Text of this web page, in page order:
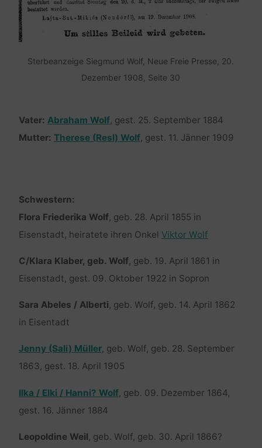
Sterbeanzeige Siegmund Wolf, Neue Freie Presse, 20.
Dezember 1908, Seite 30
Vater: Abraham Wolf, gest. 25. September 1884
Mutter: Therese (Resl) Wolf, gest. 11. Jänner 1909
Schwestern:
Flora Friederika Wolf, geb. 28. April 1855 in
Eisenstadt, heiratete ihren Onkel Viktor Wolf
C/Klara Klaber, geb. Wolf, geb. 19. April 1861 in
Eisenstadt, gest. 09. Oktober 1922 in Sopron
Sara Abeles / Alberti, geb. Wolf, geb. 14. April 1862
in Eisentadt
Jenny (Sali) Müller, geb. Wolf, geb. 28. September
1863, gest. 18. April 1905
Ilka / Elki / Hanni? Wolf, geb. 09. Dezember 1864,
gest. 16. Jänner 1884
Leopoldine Weil, geb. Wolf, geb. 30. April 1866?